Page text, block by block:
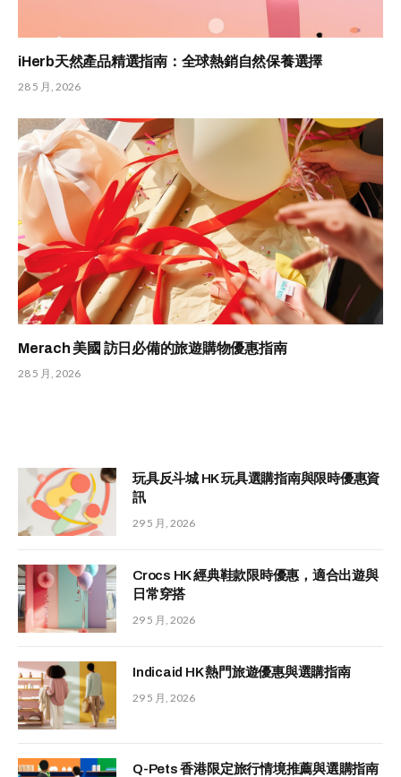
iHerb天然產品精選指南：全球熱銷自然保養選擇
28 5 月, 2026
Merach 美國 訪日必備的旅遊購物優惠指南
28 5 月, 2026
玩具反斗城 HK 玩具選購指南與限時優惠資
訊
29 5 月, 2026
Crocs HK 經典鞋款限時優惠，適合出遊與
日常穿搭
29 5 月, 2026
Indicaid HK 熱門旅遊優惠與選購指南
29 5 月, 2026
Q-Pets 香港限定旅行情境推薦與選購指南